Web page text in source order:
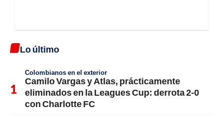
Lo último
Colombianos en el exterior
Camilo Vargas y Atlas, prácticamente
eliminados en la Leagues Cup: derrota 2-0
con Charlotte FC